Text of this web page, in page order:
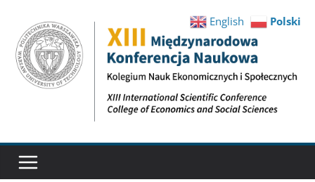
treści
XIII
Międzynarodowa
English Polski